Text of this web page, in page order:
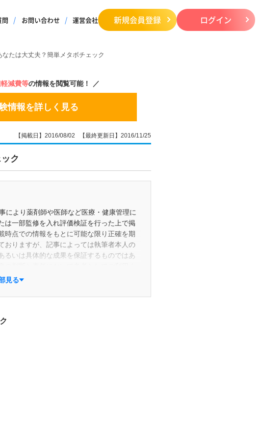
問 お問い合わせ 運営会社 新規会員登録 ログイン
なたは大丈夫？簡単メタボチェック
減費等の情報を閲覧可能！
情報を詳しく見る
【掲載日】2016/08/02 【最終更新日】2016/11/25
ク
により薬剤師や医師など医療・健康管理に
は一部監修を入れ評価検証を行った上で掲
時点での情報をもとに可能な限り正確を期
おりますが、記事によっては執筆者本人の
るいは具体的な成果を保証するものではあ
予告なく記事の修正・更新・削除を行う場
り、特定商品の広告目的や誘引を企図し
ものでもありません。
ス名は、それぞれの提供元または権利者
万一何らかの不利益や損害が発生した場合
かねます。
切応じておりませんが事実と異なる誤った
ますと幸いです。
見る